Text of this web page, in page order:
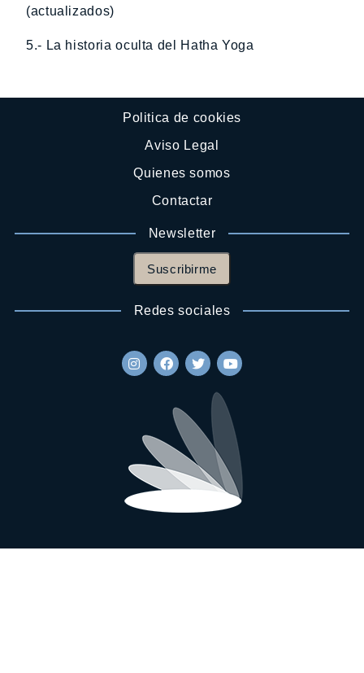
(actualizados)
5.- La historia oculta del Hatha Yoga
Politica de cookies
Aviso Legal
Quienes somos
Contactar
Newsletter
Suscribirme
Redes sociales